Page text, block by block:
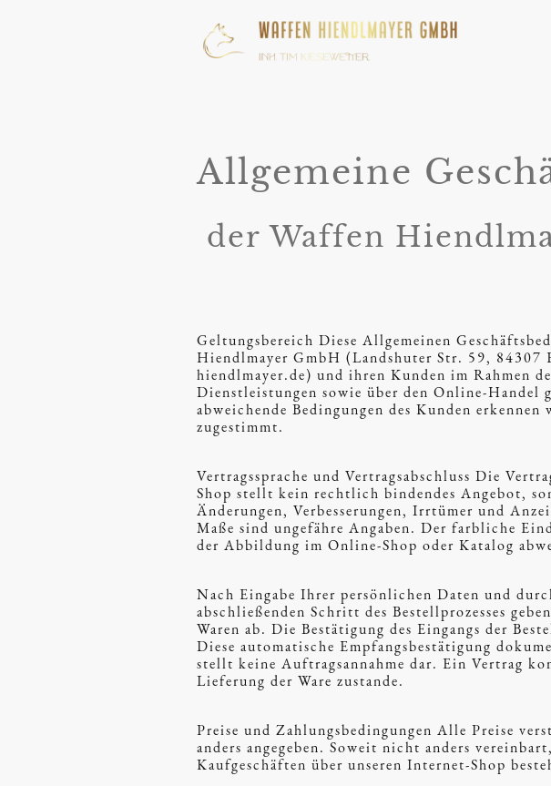
Allgemeine
der Waffen
Geltungsbereich Diese Allgemeinen
Hiendlmayer GmbH (Landshuter Str. 59,
hiendlmayer.de) und ihren Kunden im Rahmen
Dienstleistungen sowie über den Online-Handel
abweichende Bedingungen des Kunden
zugestimmt.
Vertragssprache und Vertragsabschluss Die
Shop stellt kein rechtlich bindendes Angebot,
Änderungen, Verbesserungen, Irrtümer und
Maße sind ungefähre Angaben. Der farbliche
der Abbildung im Online-Shop oder Katalog
Nach Eingabe Ihrer persönlichen Daten und
abschließenden Schritt des Bestellprozesses
Waren ab. Die Bestätigung des Eingangs der
Diese automatische Empfangsbestätigung
stellt keine Auftragsannahme dar. Ein Vertrag
Lieferung der Ware zustande.
Preise und Zahlungsbedingungen Alle Preise
anders angegeben. Soweit nicht anders
Kaufgeschäften über unseren Internet-Shop